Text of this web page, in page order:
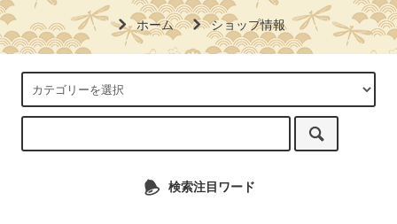
ホーム ショップ情報
検索注目ワード